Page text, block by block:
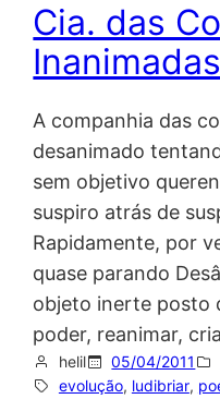
Cia. das
Inanimadas
A companhia das
desanimado
sem objetivo
suspiro atrás de
Rapidamente, por
quase parando
objeto inerte posto
poder, reanimar,
helil 05/04/2011
evolução, ludibriar,